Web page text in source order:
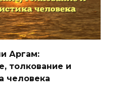
Аргам:
толкование и
человека